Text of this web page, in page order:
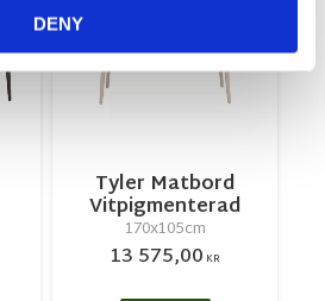
DENY
Tyler Matbord
Vitpigmenterad
170x105cm
13 575,00 KR